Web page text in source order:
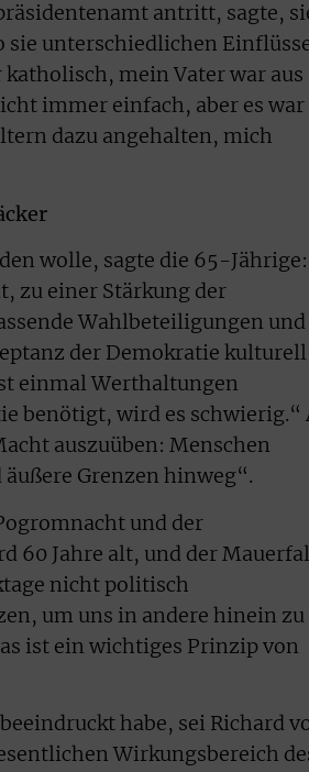
antritt, sagte,
sie unterschiedlichen
mein Vater war aus
immer einfach, aber es war
dazu angehalten, mich
wolle, sagte die 65-Jährige:
zu einer Stärkung der
Wahlbeteiligungen und
der Demokratie kulturell
einmal Werthaltungen
benötigt, wird es schwierig.“
auszuüben: Menschen
Grenzen hinweg“.
und der
60 Jahre alt, und der
nicht politisch
um uns in andere hinein zu
ist ein wichtiges Prinzip von
habe, sei Richard
Wirkungsbereich